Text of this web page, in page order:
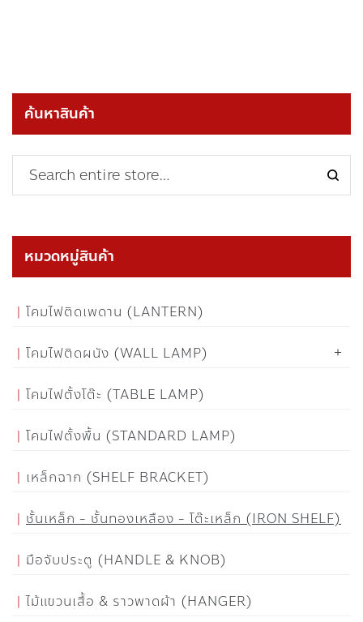
ค้นหาสินค้า
หมวดหมู่สินค้า
โคมไฟติดเพดาน (LANTERN)
โคมไฟติดผนัง (WALL LAMP)
โคมไฟตั้งโต๊ะ (TABLE LAMP)
โคมไฟตั้งพื้น (STANDARD LAMP)
เหล็กฉาก (SHELF BRACKET)
ชั้นเหล็ก - ชั้นทองเหลือง - โต๊ะเหล็ก (IRON SHELF)
มือจับประตู (HANDLE & KNOB)
ไม้แขวนเสื้อ & ราวพาดผ้า (HANGER)